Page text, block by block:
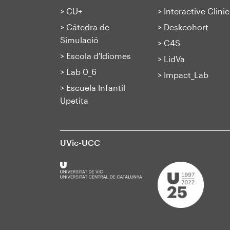
> CU+
> Cátedra de
Simulació
> Escola d'Idiomes
> Lab 0_6
> Escuela Infantil
Upetita
> Interactive
> Deskcohort
> C4S
> LidVa
> Impact_Lab
UVic-UCC